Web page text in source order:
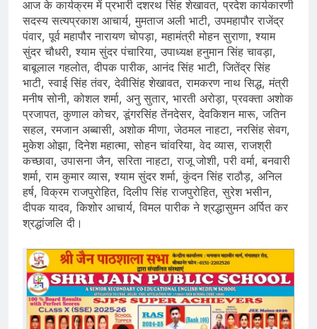
आज के कार्यक्रम में प्रभारी दशरथ सिंह शेखावत, प्रदेश कार्यकारणी
सदस्य सत्यप्रकाश आचार्य, मुमताज अली भाटी, उपमहापौर राजेंद्र
पंवार, पूर्व महापौर नारायण चोपड़ा, महामंत्री मोहन सुराणा, श्याम
सुंदर चौधरी, श्याम सुंदर पंचारिया, उपाध्यक्ष हनुमान सिंह चावड़ा,
बाबूलाल गहलोत, दीपक पारीक, आनंद सिंह भाटी, जितेंद्र सिंह
भाटी, स्वाई सिंह तंवर, देवीसिंह शेखावत, रामकरण नाथ सिद्ध, मंत्री
मनीष सोनी, कोशल शर्मा, अनु सुतार, भारती अरोड़ा, प्रवक्ता अशोक
प्रजापत, कुणाल कोचर, डूंगरसिंह तेंनदेसर, देवकिशन मारू, जतिन
सहल, रमजान अब्बासी, अशोक मीणा, जेठमल नाहटा, नरसिंह सेवग,
मुकेश ओझा, दिनेश महात्मा, सोहन चांवरिया, वेद व्यास, राजश्री
कच्छावा, उपासना जैन, सरिता नाहटा, राजू जोशी, परी वर्मा, बनवारी
शर्मा, राम कुमार व्यास, श्याम सुंदर शर्मा, कुंदन सिंह राठौड़, अनिल
हर्ष, विक्रम राजपुरोहित, दिलीप सिंह राजपुरोहित, सुरेश भसीन,
दीपक यादव, किशोर आचार्य, विमल पारीक ने श्रद्धासुमन अर्पित कर
श्रद्धांजलि दी।